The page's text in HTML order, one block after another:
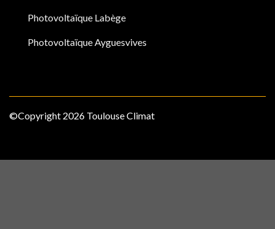
Photovoltaïque Labège
Photovoltaïque Ayguesvives
©Copyright 2026 Toulouse Climat